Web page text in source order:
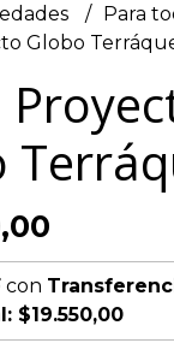
Para
Globo
con
$19.550,00